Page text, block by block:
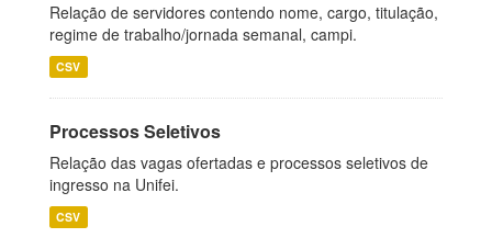
Relação de servidores contendo nome, cargo, titulação,
regime de trabalho/jornada semanal, campi.
CSV
Processos Seletivos
Relação das vagas ofertadas e processos seletivos de
ingresso na Unifei.
CSV